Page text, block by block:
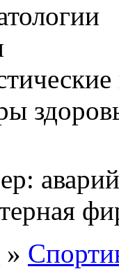
»